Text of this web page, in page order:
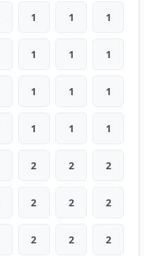
1 1 1
1 1 1
1 1 1
1 1 1
2 2 2
2 2 2
2 2 2